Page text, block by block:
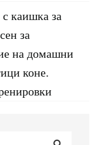
каишка за
за
на домашни
коне.